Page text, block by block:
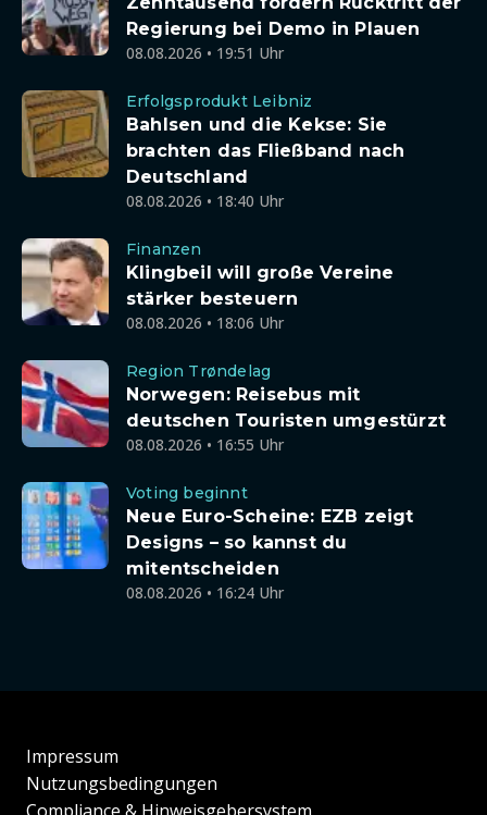
Regierung bei Demo in Plauen
08.08.2026 • 19:51 Uhr
Erfolgsprodukt Leibniz
Bahlsen und die Kekse: Sie
brachten das Fließband nach
Deutschland
08.08.2026 • 18:40 Uhr
Finanzen
Klingbeil will große Vereine
stärker besteuern
08.08.2026 • 18:06 Uhr
Region Trøndelag
Norwegen: Reisebus mit
deutschen Touristen umgestürzt
08.08.2026 • 16:55 Uhr
Voting beginnt
Neue Euro-Scheine: EZB zeigt
Designs – so kannst du
mitentscheiden
08.08.2026 • 16:24 Uhr
Impressum
Nutzungsbedingungen